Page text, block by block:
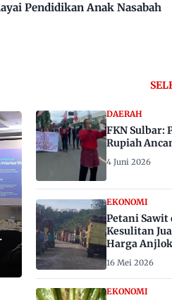
Pendidikan Anak Nasabah
DAERAH
FKN Sulbar:
Rupiah
4 Juni 2026
EKONOMI
Petani Sawit
Kesulitan
Harga
Berhari-hari
16 Mei 2026
EKONOMI